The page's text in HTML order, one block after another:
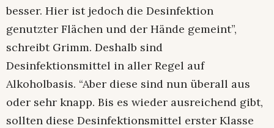
besser. Hier ist jedoch die Desinfektion
genutzter Flächen und der Hände gemeint”,
schreibt Grimm. Deshalb sind
Desinfektionsmittel in aller Regel auf
Alkoholbasis. “Aber diese sind nun überall aus
oder sehr knapp. Bis es wieder ausreichend gibt,
sollten diese Desinfektionsmittel erster Klasse